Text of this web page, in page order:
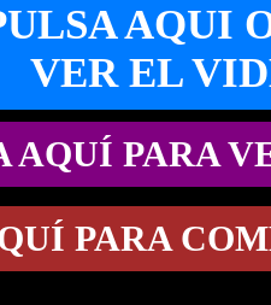
AQUI
VER EL
AQUÍ PARA
PARA